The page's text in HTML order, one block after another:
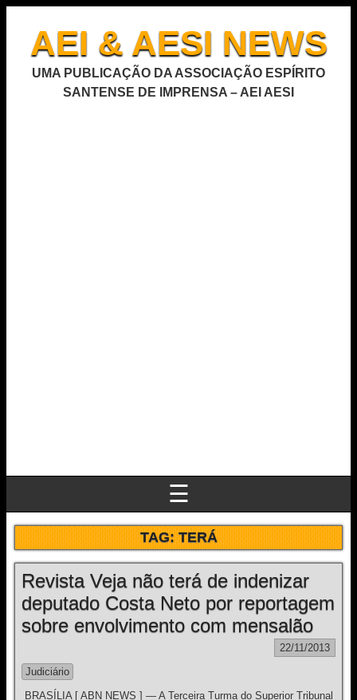
AEI & AESI NEWS
UMA PUBLICAÇÃO DA ASSOCIAÇÃO ESPÍRITO
SANTENSE DE IMPRENSA – AEI AESI
☰
TAG:TERÁ
Revista Veja não terá de indenizar
deputado Costa Neto por reportagem
sobre envolvimento com mensalão
22/11/2013
Judiciário
BRASÍLIA [ ABN NEWS ] — A Terceira Turma do Superior Tribunal